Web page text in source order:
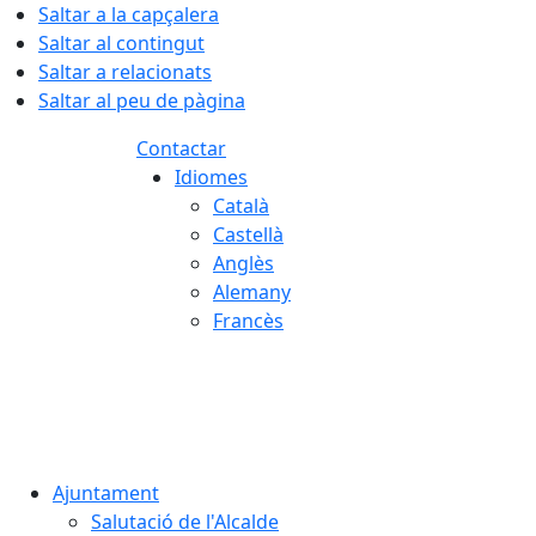
Saltar a la capçalera
Saltar al contingut
Saltar a relacionats
Saltar al peu de pàgina
Contactar
Idiomes
Català
Castellà
Anglès
Alemany
Francès
Ajuntament
Salutació de l'Alcalde